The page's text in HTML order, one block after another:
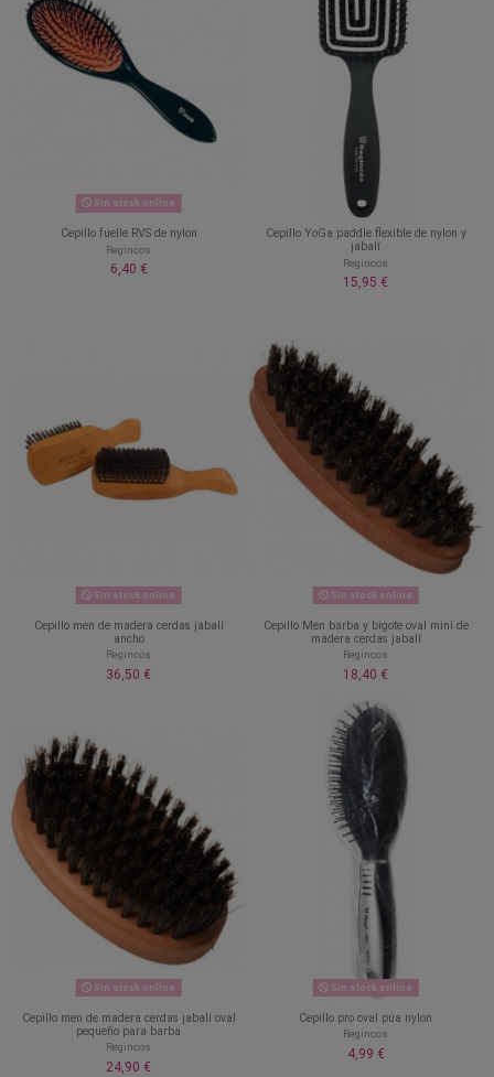
Sin stock online
Cepillo fuelle RVS de nylon
Regincos
6,40 €
Cepillo YoGa paddle flexible de nylon y
jabalí
Regincos
15,95 €
Sin stock online
Cepillo men de madera cerdas jabalí
ancho
Regincos
36,50 €
Sin stock online
Cepillo Men barba y bigote oval mini de
madera cerdas jabalí
Regincos
18,40 €
Sin stock online
Cepillo men de madera cerdas jabalí oval
pequeño para barba
Regincos
24,90 €
Sin stock online
Cepillo pro oval púa nylon
Regincos
4,99 €